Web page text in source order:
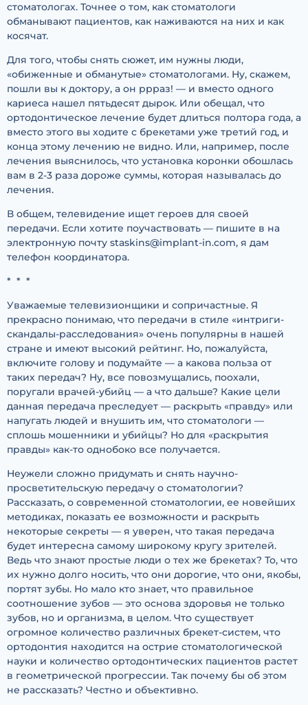
стоматологах. Точнее о том, как стоматологи
обманывают пациентов, как наживаются на них и как
косячат.
Для того, чтобы снять сюжет, им нужны люди,
«обиженные и обманутые» стоматологами. Ну, скажем,
пошли вы к доктору, а он ррраз! — и вместо одного
кариеса нашел пятьдесят дырок. Или обещал, что
ортодонтическое лечение будет длиться полтора года, а
вместо этого вы ходите с брекетами уже третий год, и
конца этому лечению не видно. Или, например, после
лечения выяснилось, что установка коронки обошлась
вам в 2-3 раза дороже суммы, которая называлась до
лечения.
В общем, телевидение ищет героев для своей
передачи. Если хотите поучаствовать — пишите в на
электронную почту staskins@implant-in.com, я дам
телефон координатора.
* * *
Уважаемые телевизионщики и сопричастные. Я
прекрасно понимаю, что передачи в стиле «интриги-
скандалы-расследования» очень популярны в нашей
стране и имеют высокий рейтинг. Но, пожалуйста,
включите голову и подумайте — а какова польза от
таких передач? Ну, все повозмущались, поохали,
поругали врачей-убийц — а что дальше? Какие цели
данная передача преследует — раскрыть «правду» или
напугать людей и внушить им, что стоматологи —
сплошь мошенники и убийцы? Но для «раскрытия
правды» как-то однобоко все получается.
Неужели сложно придумать и снять научно-
просветительскую передачу о стоматологии?
Рассказать, о современной стоматологии, ее новейших
методиках, показать ее возможности и раскрыть
некоторые секреты — я уверен, что такая передача
будет интересна самому широкому кругу зрителей.
Ведь что знают простые люди о тех же брекетах? То, что
их нужно долго носить, что они дорогие, что они, якобы,
портят зубы. Но мало кто знает, что правильное
соотношение зубов — это основа здоровья не только
зубов, но и организма, в целом. Что существует
огромное количество различных брекет-систем, что
ортодонтия находится на острие стоматологической
науки и количество ортодонтических пациентов растет
в геометрической прогрессии. Так почему бы об этом
не рассказать? Честно и объективно.